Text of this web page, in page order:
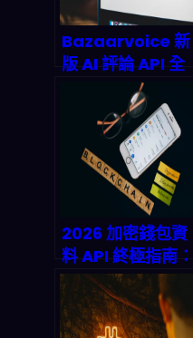
Bazaarvoice 新
版 AI 評論 API 全
面拆解：NLP 情感
分析如何重塑
2026 電商轉化率
與供應鏈決策？
2026 加密錢包資
料 API 終極指南：
六大主流 API 深度
拆解與自動化實戰
策略